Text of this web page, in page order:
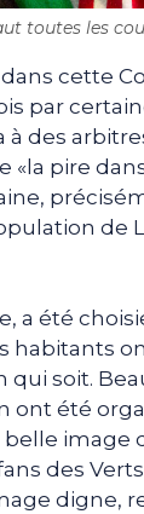
toutes les
cette
par
des
pire
de
a été
habitants
soit.
été
image
des
digne,